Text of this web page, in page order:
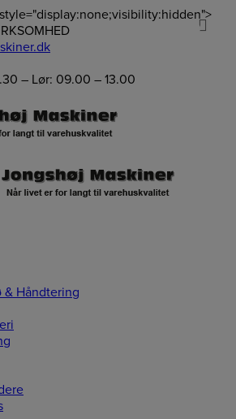
– Lør: 09.00 – 13.00
0
& Håndtering